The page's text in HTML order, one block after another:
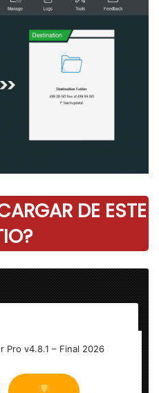
DE ESTE
Pro v4.8.1 – Final 2026